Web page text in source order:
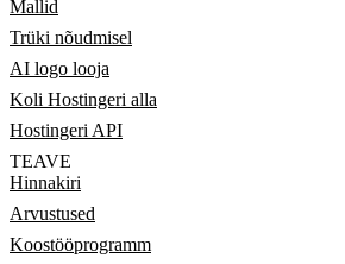
Mallid
Trüki nõudmisel
AI logo looja
Koli Hostingeri alla
Hostingeri API
TEAVE
Hinnakiri
Arvustused
Koostööprogramm